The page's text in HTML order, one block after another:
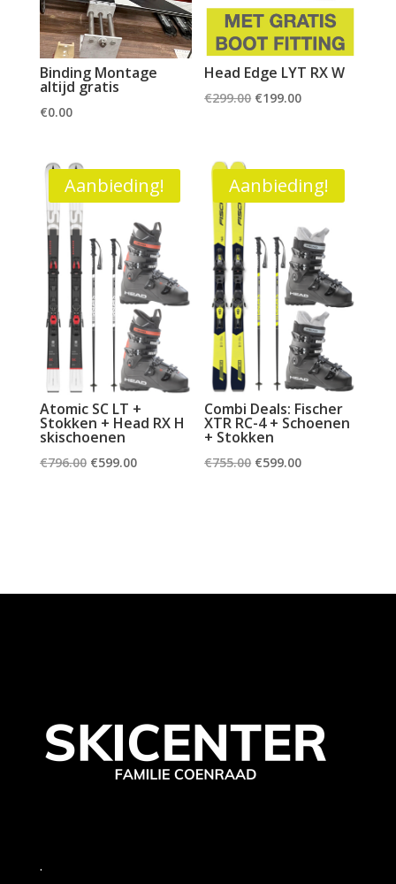
Binding Montage
altijd gratis
€0.00
Head Edge LYT RX W
€299.00 Oorspronkelijke
€299.00.
€199.00Huidige
€199.00.
Aanbieding!
Atomic SC LT +
Stokken + Head RX H
skischoenen
€796.00 Oorspronkelijke
€599.00Huidige
Aanbieding!
Combi Deals: Fischer
XTR RC-4 + Schoenen
+ Stokken
€755.00 Oorspronkelijke
€599.00Huidige
.